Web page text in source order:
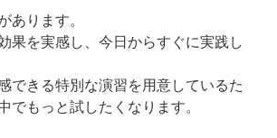
あります。
果を実感し、今日からすぐに実践し
できる特別な演習を用意しているた
でもっと試したくなります。